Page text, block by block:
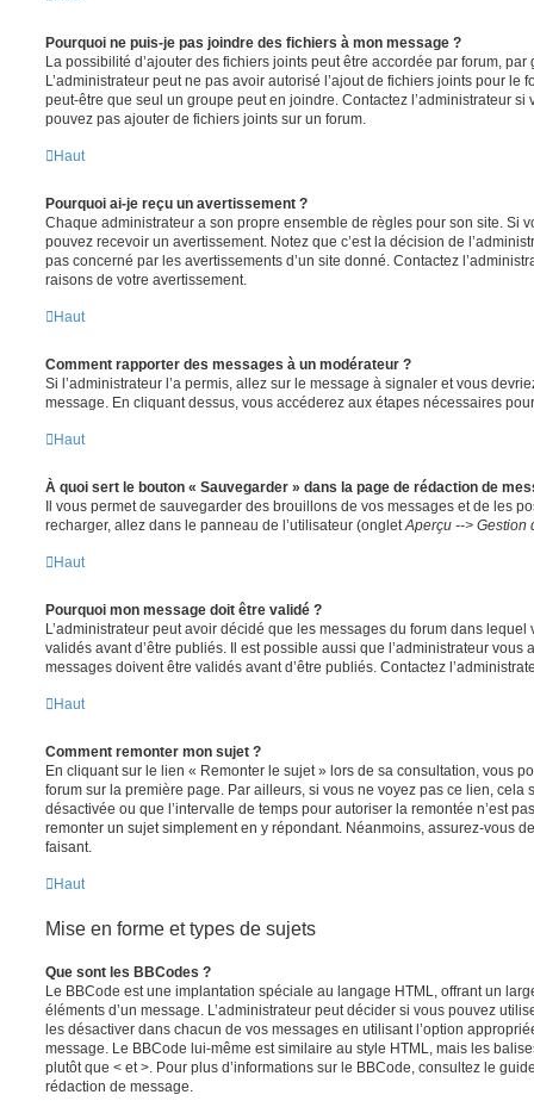
Pourquoi ne puis-je pas joindre des fichiers à mon message ?
La possibilité d’ajouter des fichiers joints peut être accordée par forum, par
L’administrateur peut ne pas avoir autorisé l’ajout de fichiers joints pour le
peut-être que seul un groupe peut en joindre. Contactez l’administrateur
pouvez pas ajouter de fichiers joints sur un forum.
Haut
Pourquoi ai-je reçu un avertissement ?
Chaque administrateur a son propre ensemble de règles pour son site. Si
pouvez recevoir un avertissement. Notez que c’est la décision de
pas concerné par les avertissements d’un site donné. Contactez
raisons de votre avertissement.
Haut
Comment rapporter des messages à un modérateur ?
Si l’administrateur l’a permis, allez sur le message à signaler et vous
message. En cliquant dessus, vous accéderez aux étapes nécessaires
Haut
À quoi sert le bouton « Sauvegarder » dans la page de rédaction de
Il vous permet de sauvegarder des brouillons de vos messages et de les
recharger, allez dans le panneau de l’utilisateur (onglet Aperçu --> Gestion
Haut
Pourquoi mon message doit être validé ?
L’administrateur peut avoir décidé que les messages du forum dans lequel
validés avant d’être publiés. Il est possible aussi que l’administrateur vous
messages doivent être validés avant d’être publiés. Contactez
Haut
Comment remonter mon sujet ?
En cliquant sur le lien « Remonter le sujet » lors de sa consultation, vous
forum sur la première page. Par ailleurs, si vous ne voyez pas ce lien, cela
désactivée ou que l’intervalle de temps pour autoriser la remontée n’est
remonter un sujet simplement en y répondant. Néanmoins, assurez-vous
faisant.
Haut
Mise en forme et types de sujets
Que sont les BBCodes ?
Le BBCode est une implantation spéciale au langage HTML, offrant un
éléments d’un message. L’administrateur peut décider si vous pouvez
les désactiver dans chacun de vos messages en utilisant l’option
message. Le BBCode lui-même est similaire au style HTML, mais les
plutôt que < et >. Pour plus d’informations sur le BBCode, consultez le
rédaction de message.